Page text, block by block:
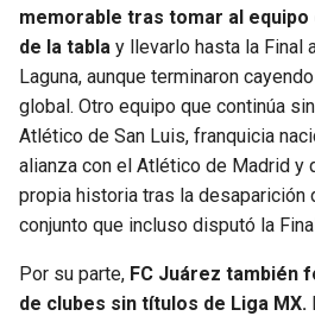
memorable tras tomar al
de la tabla y llevarlo hasta la Final
Laguna, aunque terminaron
global. Otro equipo que continúa
Atlético de San Luis, franquicia
alianza con el Atlético de Madrid y
propia historia tras la desaparición
conjunto que incluso disputó la
Por su parte, FC Juárez también
de clubes sin títulos de Liga MX.